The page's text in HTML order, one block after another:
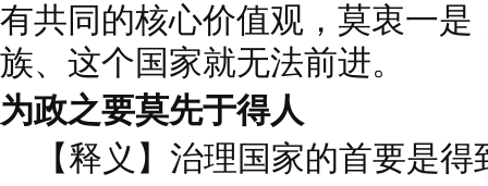
有共同的核心价值观，莫衷一是
族、这个国家就无法前进。
为政之要莫先于得人
【释义】治理国家的首要是得